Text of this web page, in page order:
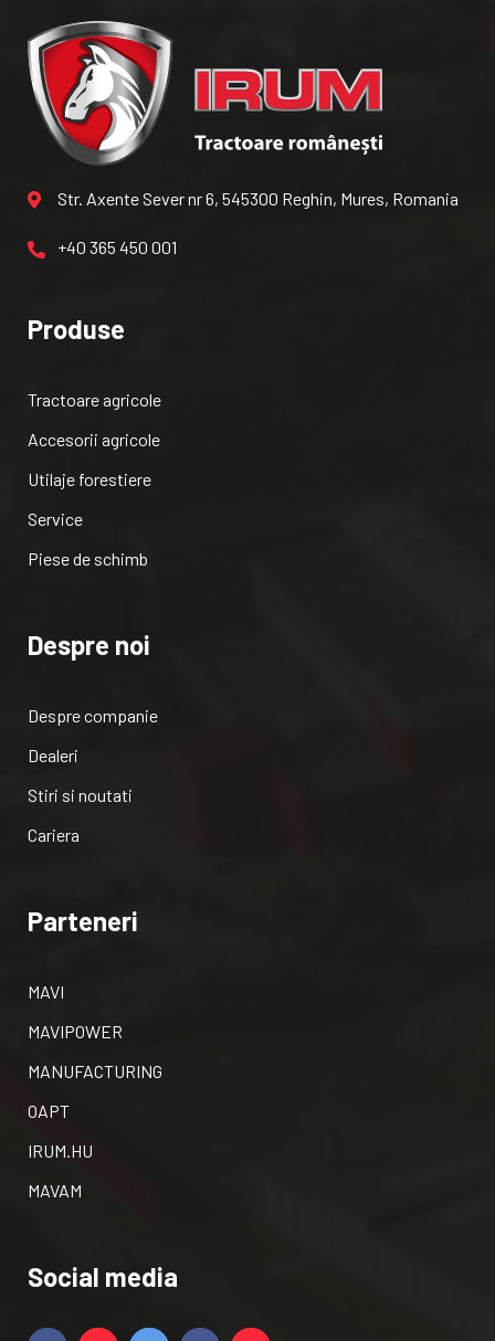
Str. Axente Sever nr 6, 545300 Reghin, Mures, Romania
+40 365 450 001
Produse
Tractoare agricole
Accesorii agricole
Utilaje forestiere
Service
Piese de schimb
Despre noi
Despre companie
Dealeri
Stiri si noutati
Cariera
Parteneri
MAVI
MAVIPOWER
MANUFACTURING
OAPT
IRUM.HU
MAVAM
Social media